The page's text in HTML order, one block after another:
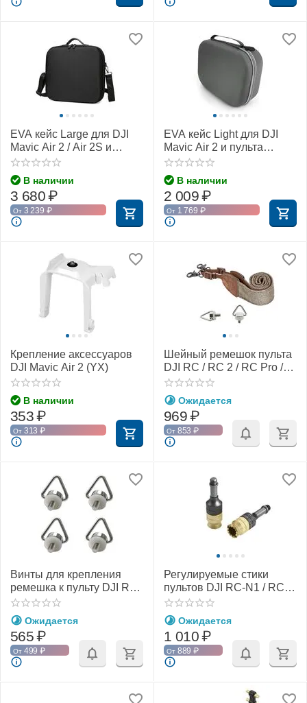
EVA кейс Large для DJI
Mavic Air 2 / Air 2S и
пульта (чёрный)
В наличии
3 680₽
От 3 239 ₽
EVA кейс Light для DJI
Mavic Air 2 и пульта
(серый)
В наличии
2 009₽
От 1 769 ₽
Крепление аксессуаров
DJI Mavic Air 2 (YX)
В наличии
353₽
От 313 ₽
Шейный ремешок пульта
DJI RC / RC 2 / RC Pro /
Smart Controller (YX)
Ожидается
969₽
От 853 ₽
Винты для крепления
ремешка к пульту DJI RC /
RC 2 / RC Pro / Smart
Controller (YX)
Ожидается
565₽
От 499 ₽
Регулируемые стики
пультов DJI RC-N1 / RC-
N2 / RC-N3 и DJI Smart
Controller (YX)
Ожидается
1 010₽
От 889 ₽